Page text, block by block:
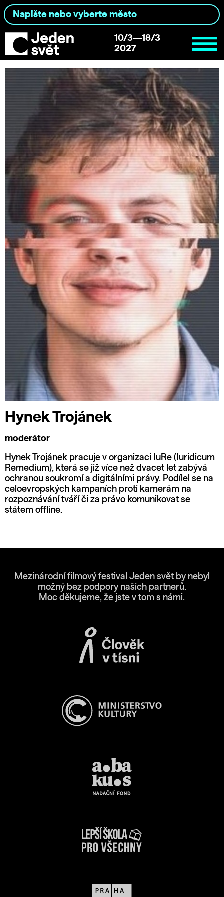
10/3—18/3
2027
Hynek Trojánek
moderátor
Hynek Trojánek pracuje v organizaci IuRe (Iuridicum
Remedium), která se již více než dvacet let zabývá
ochranou soukromí a digitálními právy. Podílel se na
celoevropských kampaních proti kamerám na
rozpoznávání tváří či za právo komunikovat se
státem offline.
Mezinárodní filmový festival Jeden svět by nebyl
možný bez podpory našich partnerů.
Moc děkujeme, že jste v tom s námi.